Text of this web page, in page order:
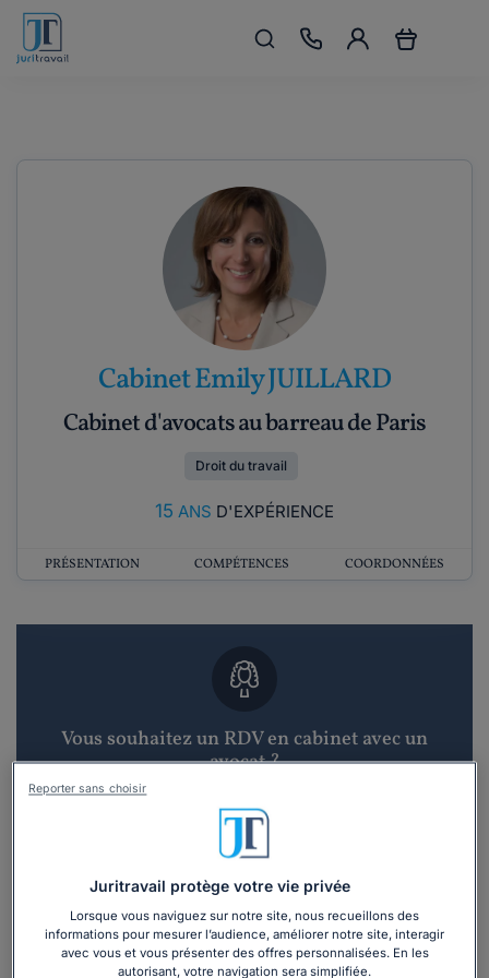
Cabinet Emily JUILLARD
Cabinet d'avocats au barreau de Paris
Droit du travail
15 ANS D'EXPÉRIENCE
PRÉSENTATION COMPÉTENCES COORDONNÉES
Vous souhaitez un RDV en cabinet avec un
avocat ?
Recevoir des devis d'avocats
Juritravail protège votre vie privée
Lorsque vous naviguez sur notre site, nous recueillons des
informations pour mesurer l’audience, améliorer notre site, interagir
avec vous et vous présenter des offres personnalisées. En les
autorisant, votre navigation sera simplifiée.
Reporter sans choisir